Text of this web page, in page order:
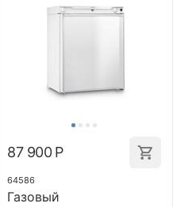
87 900 Р
64586
Газовый